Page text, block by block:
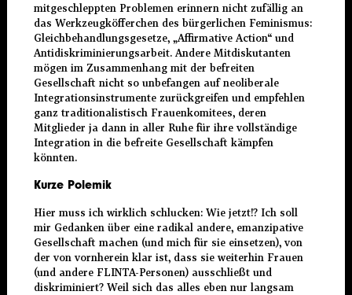
mitgeschleppten Problemen erinnern nicht zufällig an
das Werkzeugköfferchen des bürgerlichen Feminismus:
Gleichbehandlungsgesetze, „Affirmative Action“ und
Antidiskriminierungsarbeit. Andere Mitdiskutanten
mögen im Zusammenhang mit der befreiten
Gesellschaft nicht so unbefangen auf neoliberale
Integrationsinstrumente zurückgreifen und empfehlen
ganz traditionalistisch Frauenkomitees, deren
Mitglieder ja dann in aller Ruhe für ihre vollständige
Integration in die befreite Gesellschaft kämpfen
könnten.
Kurze Polemik
Hier muss ich wirklich schlucken: Wie jetzt!? Ich soll
mir Gedanken über eine radikal andere, emanzipative
Gesellschaft machen (und mich für sie einsetzen), von
der von vornherein klar ist, dass sie weiterhin Frauen
(und andere FLINTA-Personen) ausschließt und
diskriminiert? Weil sich das alles eben nur langsam